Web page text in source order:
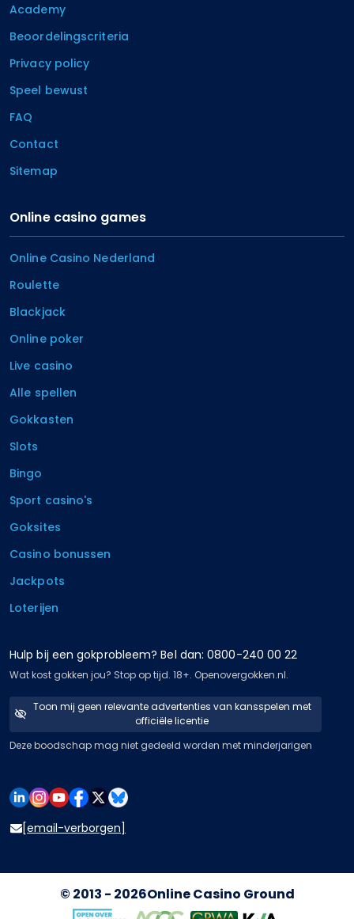
Academy
Beoordelingscriteria
Privacy policy
Speel bewust
FAQ
Contact
Sitemap
Online casino games
Online Casino Nederland
Roulette
Blackjack
Online poker
Live casino
Alle spellen
Gokkasten
Slots
Bingo
Sport casino's
Goksites
Casino bonussen
Jackpots
Loterijen
Hulp bij een gokprobleem? Bel dan: 0800-240 00 22
Wat kost gokken jou? Stop op tijd. 18+. Openovergokken.nl.
Toon mij geen relevante advertenties van kansspelen met
officiële licentie
Deze boodschap mag niet gedeeld worden met minderjarigen
[email-verborgen]
© 2013 - 2026Online Casino Ground